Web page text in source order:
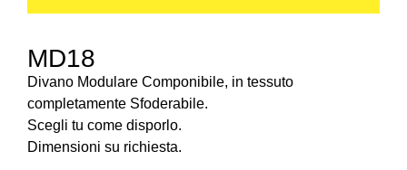
MD18
Divano Modulare Componibile, in tessuto
completamente Sfoderabile.
Scegli tu come disporlo.
Dimensioni su richiesta.